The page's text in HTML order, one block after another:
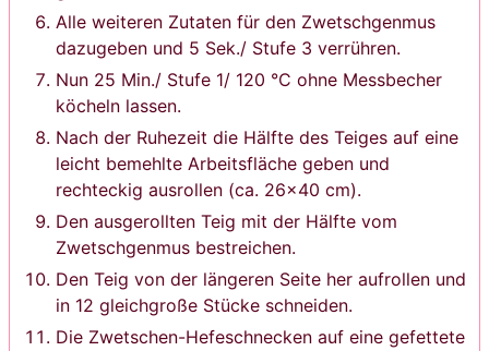
Alle weiteren Zutaten für den Zwetschgenmus
dazugeben und 5 Sek./ Stufe 3 verrühren.
Nun 25 Min./ Stufe 1/ 120 °C ohne Messbecher
köcheln lassen.
Nach der Ruhezeit die Hälfte des Teiges auf eine
leicht bemehlte Arbeitsfläche geben und
rechteckig ausrollen (ca. 26×40 cm).
Den ausgerollten Teig mit der Hälfte vom
Zwetschgenmus bestreichen.
Den Teig von der längeren Seite her aufrollen und
in 12 gleichgroße Stücke schneiden.
Die Zwetschen-Hefeschnecken auf eine gefettete